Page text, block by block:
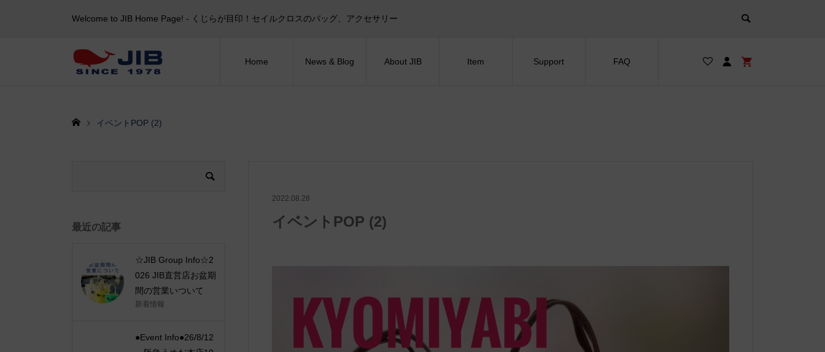
Welcome to JIB Home Page! ‐ くじらが目印！セイルクロスのバッグ、アクセサリー
Home News & Blog About JIB Item Support FAQ
イベントPOP (2)
2022.08.28
イベントPOP (2)
最近の記事
☆JIB Group Info☆2
026 JIB直営店お盆期
間の営業いついて
新着情報
●Event Info●26/8/12